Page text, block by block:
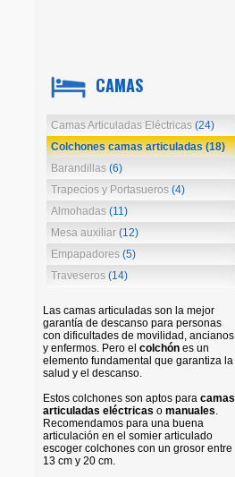
CAMAS
Camas Articuladas Eléctricas(24)
Colchones camas articuladas(18)
Barandillas(6)
Trapecios y Portasueros(4)
Almohadas(11)
Mesa auxiliar(12)
Empapadores(5)
Traveseros(14)
Las camas articuladas son la mejor
garantía de descanso para personas
con dificultades de movilidad, ancianos
y enfermos. Pero el colchón es un
elemento fundamental que garantiza la
salud y el descanso.
Estos colchones son aptos para camas
articuladas eléctricas o manuales.
Recomendamos para una buena
articulación en el somier articulado
escoger colchones con un grosor entre
13 cm y 20 cm.